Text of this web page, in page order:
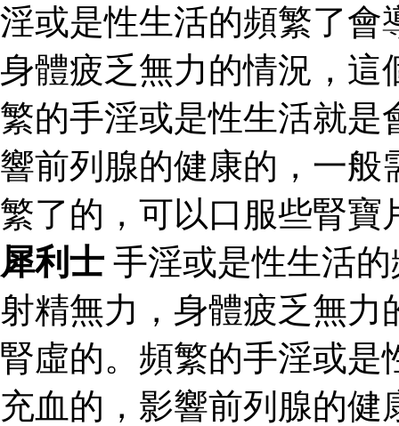
淫或是性生活的頻繁了會
身體疲乏無力的情況，這
繁的手淫或是性生活就是
響前列腺的健康的，一般
繁了的，可以口服些腎寶
犀利士 手淫或是性生活
射精無力，身體疲乏無力
腎虛的。頻繁的手淫或是
充血的，影響前列腺的